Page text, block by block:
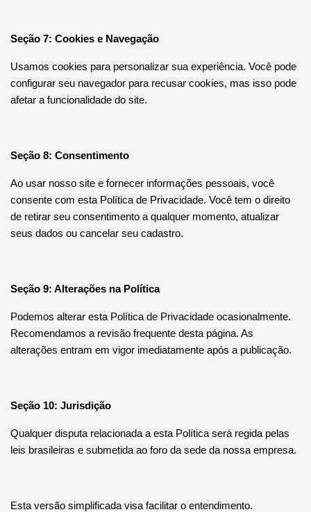
Seção 7: Cookies e Navegação
Usamos cookies para personalizar sua experiência. Você pode
configurar seu navegador para recusar cookies, mas isso pode
afetar a funcionalidade do site.
Seção 8: Consentimento
Ao usar nosso site e fornecer informações pessoais, você
consente com esta Política de Privacidade. Você tem o direito
de retirar seu consentimento a qualquer momento, atualizar
seus dados ou cancelar seu cadastro.
Seção 9: Alterações na Política
Podemos alterar esta Política de Privacidade ocasionalmente.
Recomendamos a revisão frequente desta página. As
alterações entram em vigor imediatamente após a publicação.
Seção 10: Jurisdição
Qualquer disputa relacionada a esta Política será regida pelas
leis brasileiras e submetida ao foro da sede da nossa empresa.
Esta versão simplificada visa facilitar o entendimento.